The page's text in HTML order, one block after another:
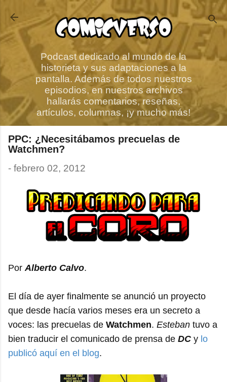
Ir al contenido principal
Podcast dedicado al mundo de la
historieta y sus adaptaciones a la
pantalla. Además de todos nuestros
episodios, en nuestros archivos
hallarás comentarios, reseñas,
artículos, columnas, ¡y mucho más!
PPC: ¿Necesitábamos precuelas de
Watchmen?
- febrero 02, 2012
Por Alberto Calvo.
El día de ayer finalmente se anunció un proyecto
que desde hacía varios meses era un secreto a
voces: las precuelas de Watchmen. Esteban tuvo a
bien traducir el comunicado de prensa de DC y lo
publicó aquí en el blog.